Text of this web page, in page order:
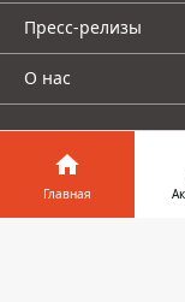
Пресс-релизы
О нас
Главная